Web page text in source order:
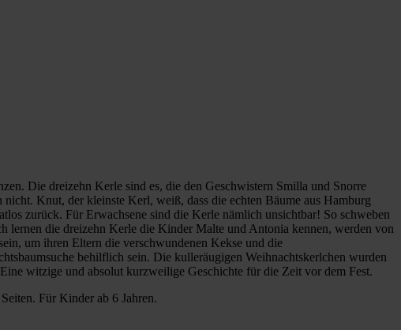
Die dreizehn Kerle sind es, die den Geschwistern Smilla und Snorre
Knut, der kleinste Kerl, weiß, dass die echten Bäume aus Hamburg
zurück. Für Erwachsene sind die Kerle nämlich unsichtbar! So schweben
lernen die dreizehn Kerle die Kinder Malte und Antonia kennen, werden von
um ihren Eltern die verschwundenen Kekse und die
behilflich sein. Die kulleräugigen Weihnachtskerlchen wurden
witzige und absolut kurzweilige Geschichte für die Zeit vor dem Fest.
Für Kinder ab 6 Jahren.